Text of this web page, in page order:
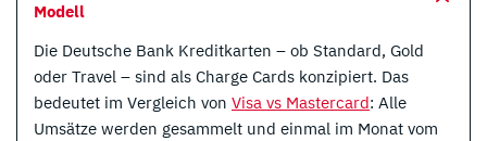
Modell
Die Deutsche Bank Kreditkarten – ob Standard, Gold
oder Travel – sind als Charge Cards konzipiert. Das
bedeutet im Vergleich von Visa vs Mastercard: Alle
Umsätze werden gesammelt und einmal im Monat vom